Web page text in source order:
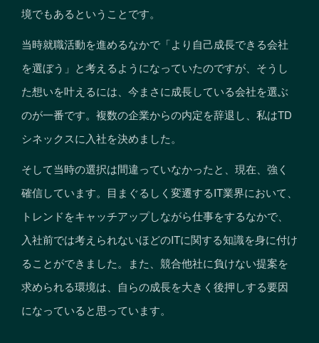
境でもあるということです。
当時就職活動を進めるなかで「より自己成長できる会社
を選ぼう」と考えるようになっていたのですが、そうし
た想いを叶えるには、今まさに成長している会社を選ぶ
のが一番です。複数の企業からの内定を辞退し、私はTD
シネックスに入社を決めました。
そして当時の選択は間違っていなかったと、現在、強く
確信しています。目まぐるしく変遷するIT業界において、
トレンドをキャッチアップしながら仕事をするなかで、
入社前では考えられないほどのITに関する知識を身に付け
ることができました。また、競合他社に負けない提案を
求められる環境は、自らの成長を大きく後押しする要因
になっていると思っています。